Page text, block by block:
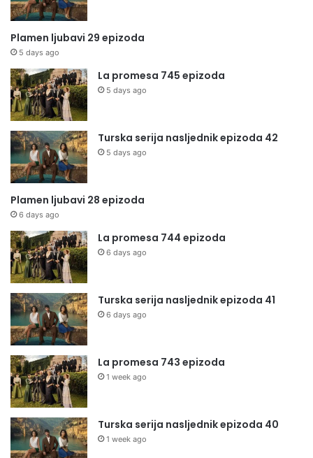
Plamen ljubavi 29 epizoda
5 days ago
La promesa 745 epizoda
5 days ago
Turska serija nasljednik epizoda 42
5 days ago
Plamen ljubavi 28 epizoda
6 days ago
La promesa 744 epizoda
6 days ago
Turska serija nasljednik epizoda 41
6 days ago
La promesa 743 epizoda
1 week ago
Turska serija nasljednik epizoda 40
1 week ago